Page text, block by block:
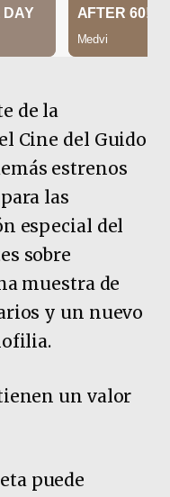
de la
Cine del Guido
estrenos
las
especial del
sobre
muestra de
y un nuevo
un valor
puede